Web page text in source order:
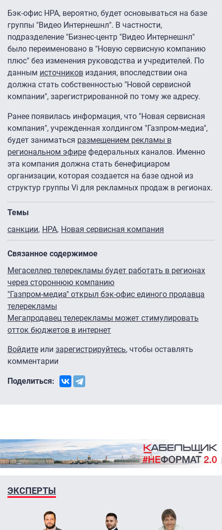
Бэк-офис НРА, вероятно, будет основываться на базе
группы "Видео Интернешнл". В частности,
подразделение "Бизнес-центр "Видео Интернешнл"
было переименовано в "Новую сервисную компанию
плюс" без изменения руководства и учредителей. По
данным источников издания, впоследствии она
должна стать собственностью "Новой сервисной
компании", зарегистрированной по тому же адресу.
Ранее появилась информация, что "Новая сервисная
компания", учрежденная холдингом "Газпром-медиа",
будет заниматься размещением рекламы в
региональном эфире федеральных каналов. Именно
эта компания должна стать бенефициаром
организации, которая создается на базе одной из
структур группы Vi для рекламных продаж в регионах.
Темы
санкции НРА Новая сервисная компания
Связанное содержимое
Мегаселлер телерекламы будет работать в регионах
через стороннюю компанию
"Газпром-медиа" открыл бэк-офис единого продавца
телерекламы
Мегапродавец телерекламы может стимулировать
отток бюджетов в интернет
Войдите или зарегистрируйтесь, чтобы оставлять
комментарии
Поделиться:
ЭКСПЕРТЫ